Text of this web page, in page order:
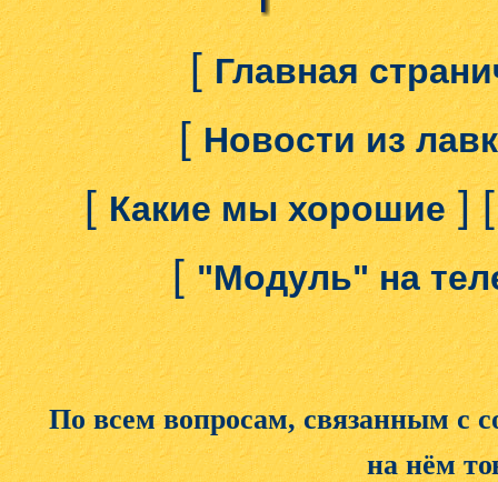
[Главная
[Новости из
[Какие мы хорошие]
["Модуль" на
По всем вопросам, связанным с
на нём